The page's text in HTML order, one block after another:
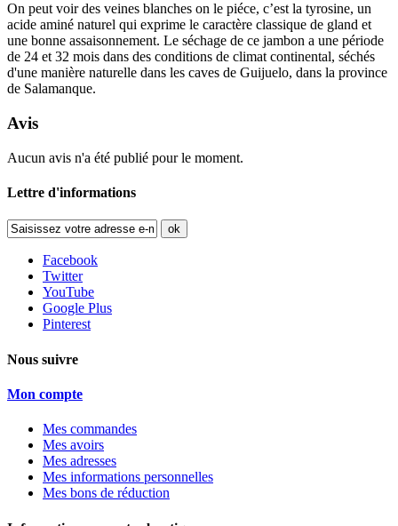
On peut voir des veines blanches on le piéce, c’est la tyrosine, un
acide aminé naturel qui exprime le caractère classique de gland et
une bonne assaisonnement. Le séchage de ce jambon a une période
de 24 et 32 ​​mois dans des conditions de climat continental, séchés
d'une manière naturelle dans les caves de Guijuelo, dans la province
de Salamanque.
Avis
Aucun avis n'a été publié pour le moment.
Lettre d'informations
ok
Facebook
Twitter
YouTube
Google Plus
Pinterest
Nous suivre
Mon compte
Mes commandes
Mes avoirs
Mes adresses
Mes informations personnelles
Mes bons de réduction